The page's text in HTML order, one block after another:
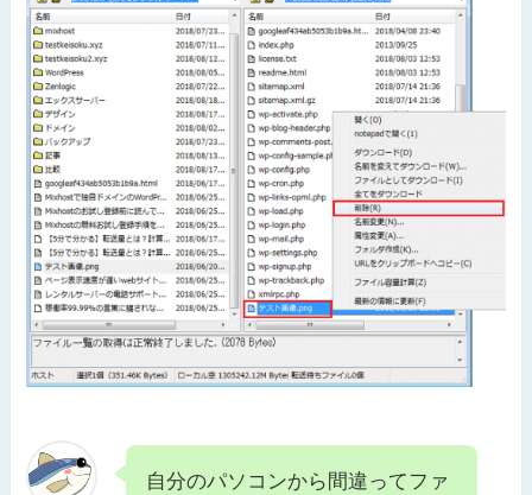
自分のパソコンから間違ってファ